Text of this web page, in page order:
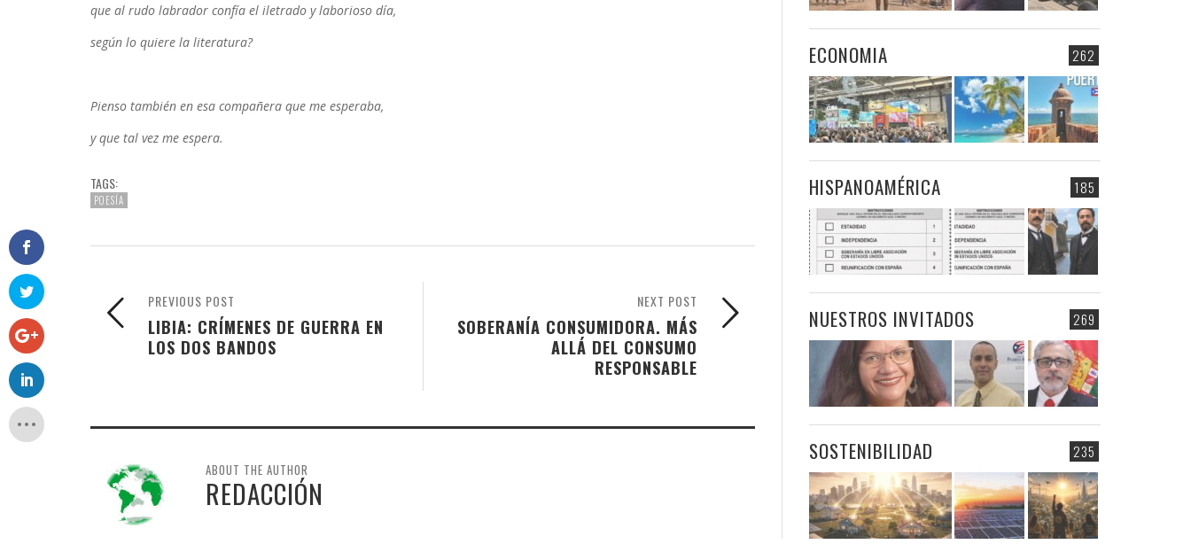
que al rudo labrador confía el iletrado y laborioso día,
según lo quiere la literatura?
Pienso también en esa compañera que me esperaba,
y que tal vez me espera.
TAGS:
POESÍA
NEXT POST
SOBERANÍA CONSUMIDORA. MÁS
ALLÁ DEL CONSUMO
RESPONSABLE
PREVIOUS POST
LIBIA: CRÍMENES DE GUERRA EN
LOS DOS BANDOS
ABOUT THE AUTHOR
REDACCIÓN
262
ECONOMIA
185
HISPANOAMÉRICA
269
NUESTROS INVITADOS
235
SOSTENIBILIDAD